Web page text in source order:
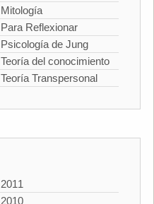
Mitología
Para Reflexionar
Psicología de Jung
Teoría del conocimiento
Teoría Transpersonal
2011
2010